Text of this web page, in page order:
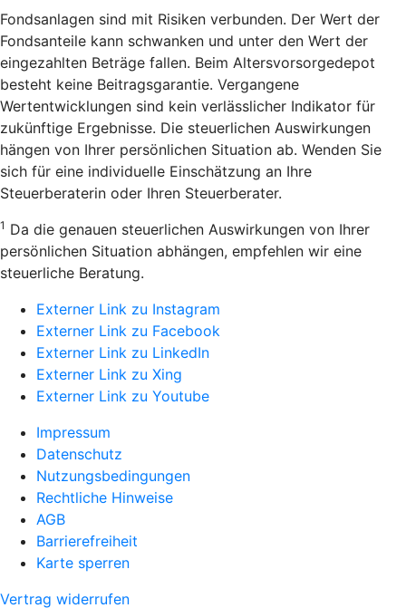
Fondsanlagen sind mit Risiken verbunden. Der Wert der
Fondsanteile kann schwanken und unter den Wert der
eingezahlten Beträge fallen. Beim Altersvorsorgedepot
besteht keine Beitragsgarantie. Vergangene
Wertentwicklungen sind kein verlässlicher Indikator für
zukünftige Ergebnisse. Die steuerlichen Auswirkungen
hängen von Ihrer persönlichen Situation ab. Wenden Sie
sich für eine individuelle Einschätzung an Ihre
Steuerberaterin oder Ihren Steuerberater.
1 Da die genauen steuerlichen Auswirkungen von Ihrer
persönlichen Situation abhängen, empfehlen wir eine
steuerliche Beratung.
Externer Link zu Instagram
Externer Link zu Facebook
Externer Link zu LinkedIn
Externer Link zu Xing
Externer Link zu Youtube
Impressum
Datenschutz
Nutzungsbedingungen
Rechtliche Hinweise
AGB
Barrierefreiheit
Karte sperren
Vertrag widerrufen